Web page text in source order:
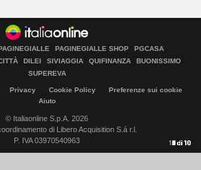
1di10
2di10
3di10
4di10
5di10
6di10
7di10
8di10
9di10
10di10
PAGINEGIALLE SHOP
PGCASA
DILEI SIVIAGGIA QUIFINANZA
BUONISSIMO
SUPEREVA
Privacy Cookie Policy
Preferenze sui cookie
Aiuto
© Italiaonline S.p.A. 2026
di Libero Acquisition S.á r.l.
P. IVA 03970540963